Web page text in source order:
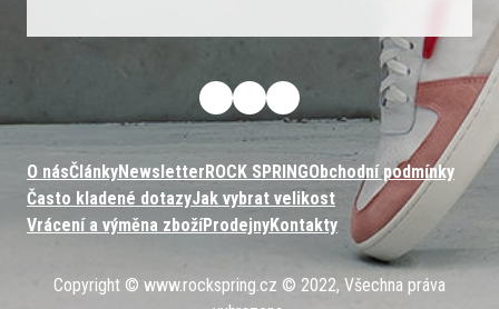
O násČlánkyNewsletter ROCK SPRINGObchodní podmínky
Často kladené dotazyJak vybrat velikost
Vrácení a výměna zbožíProdejnyKontakty
Copyright © www.rockspring.cz © 2022, Všechna práva